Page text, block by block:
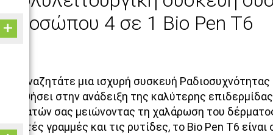
προσώπου 4 σε 1 Bio Pen T6
Αν αναζητάτε μια ισχυρή συσκευή
βοηθήσει στην ανάδειξη της καλύτερης
πελατών σας μειώνοντας τη χαλάρωση του
λεπτές γραμμές και τις ρυτίδες, το Bio Pen T6 είναι